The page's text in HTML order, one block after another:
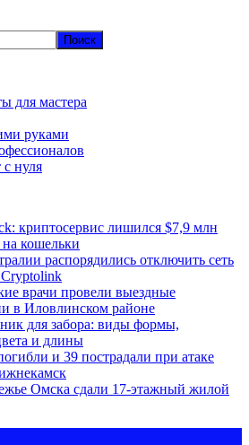
Поиск
для мастера
руками
нуля
криптосервис лишился $7,9 млн
на кошельки
распорядились отключить сеть
врачи провели выездные
в Иловлинском районе
для забора: виды формы,
и длины
и 39 пострадали при атаке
Омска сдали 17-этажный жилой